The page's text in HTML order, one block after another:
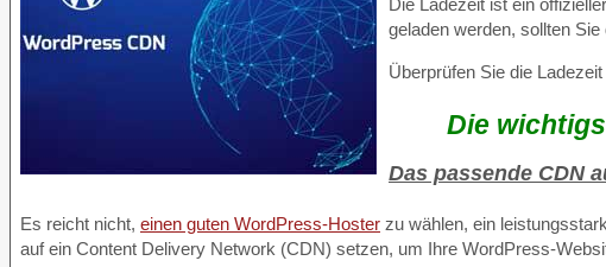
geladen werden, sollten Sie
Überprüfen Sie die
Die
Das passende CDN
Es reicht nicht, einen guten WordPress-Hoster zu wählen, ein
auf ein Content Delivery Network (CDN) setzen, um Ihre WordPress-